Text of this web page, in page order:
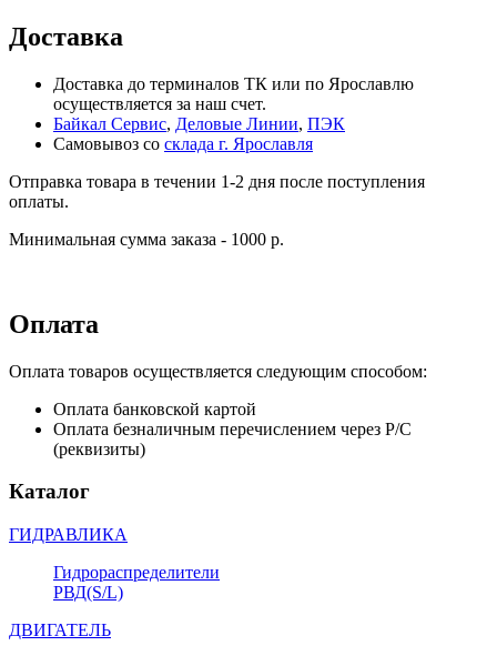
Доставка
Доставка до терминалов ТК или по Ярославлю
осуществляется за наш счет.
Байкал Сервис, Деловые Линии, ПЭК
Самовывоз со склада г. Ярославля
Отправка товара в течении 1-2 дня после поступления
оплаты.
Минимальная сумма заказа - 1000 р.
Оплата
Оплата товаров осуществляется следующим способом:
Оплата банковской картой
Оплата безналичным перечислением через Р/С
(реквизиты)
Каталог
ГИДРАВЛИКА
Гидрораспределители
РВД(S/L)
ДВИГАТЕЛЬ